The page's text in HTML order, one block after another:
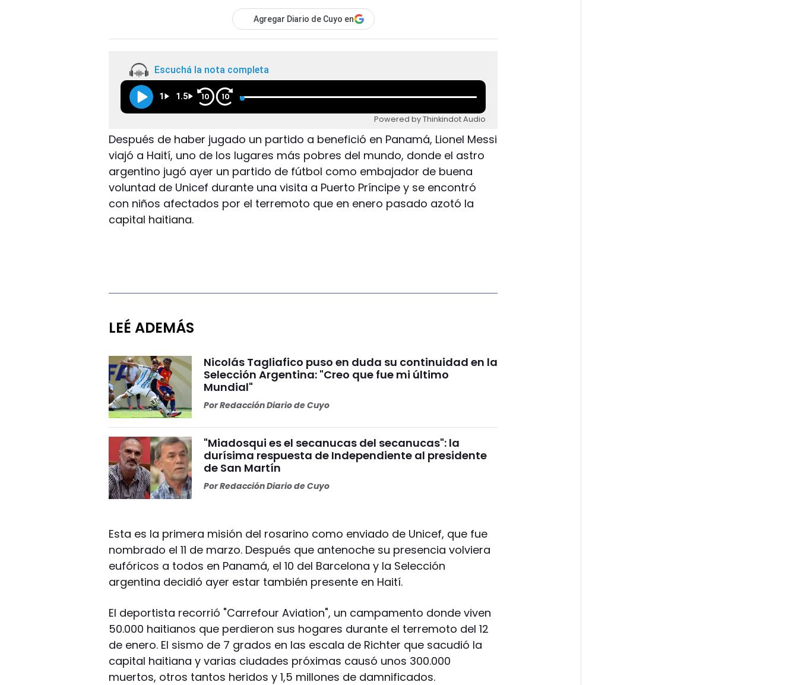
Agregar Diario de Cuyo en
Escuchá la nota completa
1 1.5 10 10
Powered by Thinkindot Audio
Después de haber jugado un partido a benefició en Panamá, Lionel Messi
viajó a Haití, uno de los lugares más pobres del mundo, donde el astro
argentino jugó ayer un partido de fútbol como embajador de buena
voluntad de Unicef durante una visita a Puerto Príncipe y se encontró
con niños afectados por el terremoto que en enero pasado azotó la
capital haitiana.
LEÉ ADEMÁS
Nicolás Tagliafico puso en duda su continuidad en la
Selección Argentina: "Creo que fue mi último
Mundial"
PorRedacción Diario de Cuyo
"Miadosqui es el secanucas del secanucas": la
durísima respuesta de Independiente al presidente
de San Martín
PorRedacción Diario de Cuyo
Esta es la primera misión del rosarino como enviado de Unicef, que fue
nombrado el 11 de marzo. Después que antenoche su presencia volviera
eufóricos a todos en Panamá, el 10 del Barcelona y la Selección
argentina decidió ayer estar también presente en Haití.
El deportista recorrió "Carrefour Aviation", un campamento donde viven
50.000 haitianos que perdieron sus hogares durante el terremoto del 12
de enero. El sismo de 7 grados en las escala de Richter que sacudió la
capital haitiana y varias ciudades próximas causó unos 300.000
muertos, otros tantos heridos y 1,5 millones de damnificados.